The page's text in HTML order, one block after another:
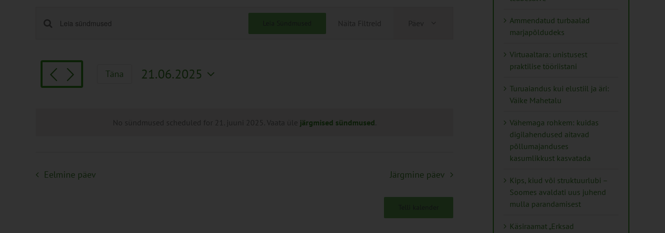
No sündmused scheduled for 21. juuni 2025. Vaata üle järgmised sündmused
Sündmused
Views
Navigation
Enter
for
Sündmused
by
Näita Filtreid
Views
Päev
Täna
21.06.2025
Eelmine päev Järgmine päev
Ammendatud turbaalad
marjapõldudeks
Virtuaaltara: unistusest
praktilise tööriistani
Turuaiandus kui elustiil ja äri:
Väike Mahetalu
Vähemaga rohkem: kuidas
digilahendused aitavad
põllumajanduses
kasumlikkust kasvatada
Kips, kiud või struktuurlubi –
Soomes avaldati uus juhend
mulla parandamisest
Käsiraamat „Erksad